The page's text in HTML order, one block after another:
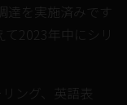
達を実施済みです
2023年中にシリ
ング、英語表